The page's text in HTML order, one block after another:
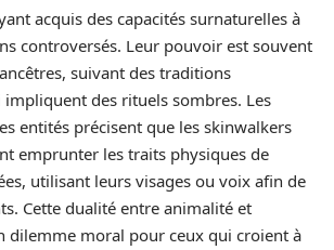
acquis des capacités surnaturelles à
controversés. Leur pouvoir est souvent
suivant des traditions
impliquent des rituels sombres. Les
entités précisent que les skinwalkers
emprunter les traits physiques de
utilisant leurs visages ou voix afin de
Cette dualité entre animalité et
dilemme moral pour ceux qui croient à